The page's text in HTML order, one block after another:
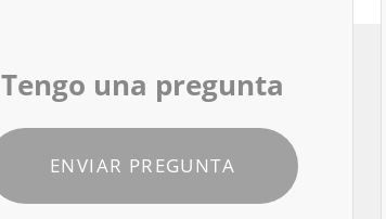
Tengo una pregunta
ENVIAR PREGUNTA